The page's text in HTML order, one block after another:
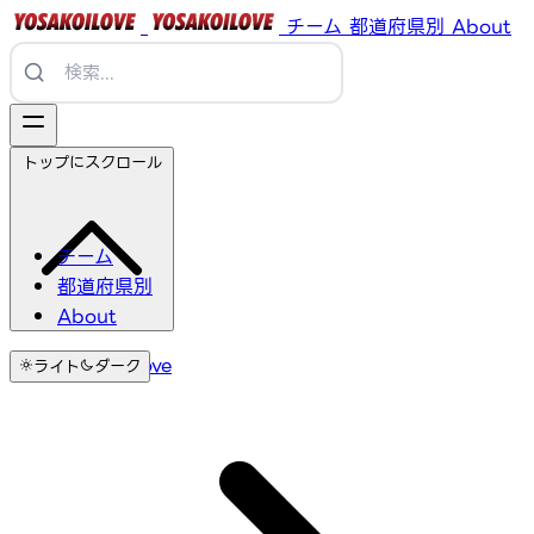
チーム 都道府県別 About
チーム
都道府県別
About
ライト ダーク
トップにスクロール
YosakoiLove